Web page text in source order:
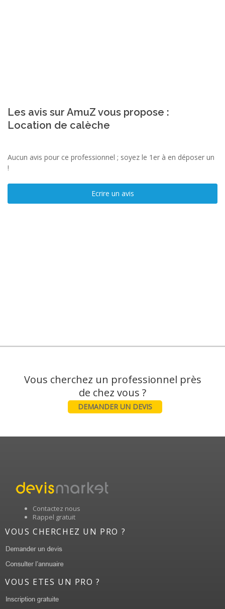
Les avis sur AmuZ vous propose :
Location de calèche
Aucun avis pour ce professionnel ; soyez le 1er à en déposer un
!
Ecrire un avis
Vous cherchez un professionnel près
DEMANDER UN DEVIS
Contactez nous
Rappel gratuit
VOUS CHERCHEZ UN PRO ?
VOUS ETES UN PRO ?